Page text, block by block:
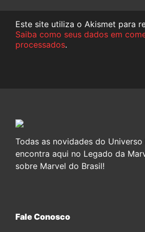
Este site utiliza o Akismet para
Saiba como seus dados em
processados.
Todas as novidades do
encontra aqui no Legado da
sobre Marvel do Brasil!
Fale Conosco